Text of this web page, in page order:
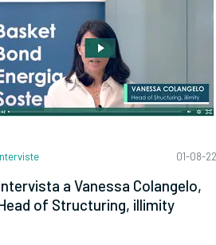
01-08-22
a Vanessa Colangelo,
of Structuring, illimity